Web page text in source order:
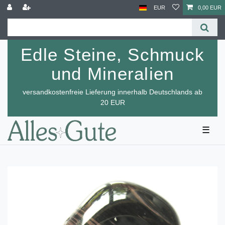
EUR 0,00 EUR
Edle Steine, Schmuck
und Mineralien
versandkostenfreie Lieferung innerhalb Deutschlands ab
20 EUR
☰